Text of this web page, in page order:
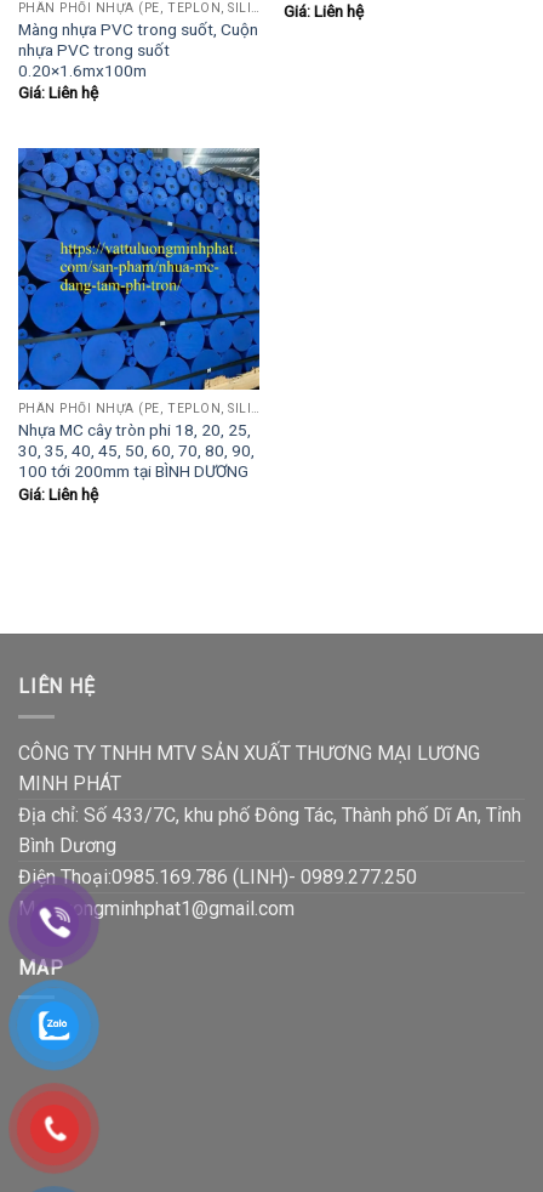
Màng nhựa PVC trong suốt, Cuộn
nhựa PVC trong suốt
0.20×1.6mx100m
Giá: Liên hệ
Giá: Liên hệ
PHÂN PHỐI NHỰA (PE, TEPLON, SILICON, PHÍP CÁCH ĐIỆN, POM...)
Nhựa MC cây tròn phi 18, 20, 25,
30, 35, 40, 45, 50, 60, 70, 80, 90,
100 tới 200mm tại BÌNH DƯƠNG
Giá: Liên hệ
LIÊN HỆ
CÔNG TY TNHH MTV SẢN XUẤT THƯƠNG MẠI LƯƠNG
MINH PHÁT
Địa chỉ: Số 433/7C, khu phố Đông Tác, Thành phố Dĩ An, Tỉnh
Bình Dương
Điện Thoại:0985.169.786 (LINH)- 0989.277.250
Mail:luongminhphat1@gmail.com
MAP